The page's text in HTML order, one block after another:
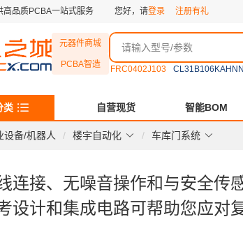
高品质PCBA一站式服务 您好，请登录 注册有礼
元器件商城
PCBA智造 FRC0402J103
类 自营现货 智能BOM
设备/机器人 楼宇自动化 车库门系统
连接、无噪音操作和与安全传
设计和集成电路可帮助您应对